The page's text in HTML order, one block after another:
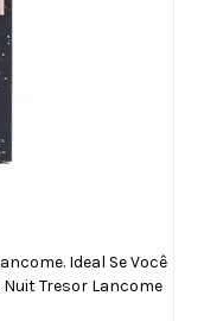
Ideal Se Você
Tresor Lancome